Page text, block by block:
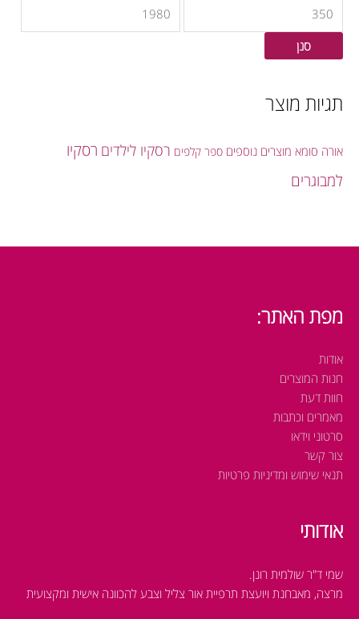
י
מ
י
י
סנן
תגיות מוצר
אורה סומא מוצרים נוספים ספר קלפים רסקיו לילדים רסקיו
למבוגרים
מפת האתר:
אודות
חנות המוצרים
חוות דעת
מאמרים וכתבות
סרטוני וידאו
צור קשר
תנאי שימוש ומדיניות פרטיות
אודותי
שמי ד"ר שולמית רונן.
מרצה, מאבחנת ויועצת תרפיית אור צליל וצבע להכוונה אישית ומקצועית